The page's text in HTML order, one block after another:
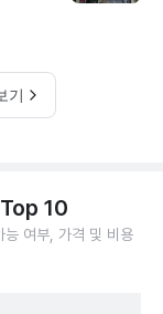
기
Top 10
능 여부, 가격 및 비용